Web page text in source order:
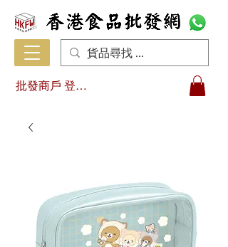
批發商戶 登入/註冊